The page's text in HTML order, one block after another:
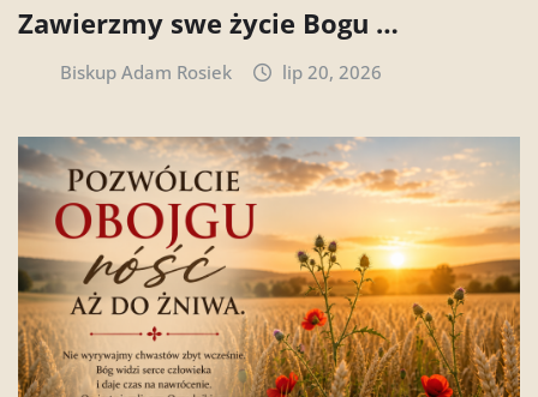
Zawierzmy swe życie Bogu …
Biskup Adam Rosiek lip 20, 2026